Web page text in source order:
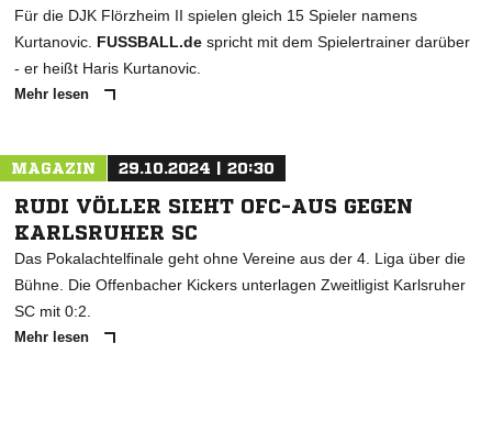
Für die DJK Flörzheim II spielen gleich 15 Spieler namens
Kurtanovic. FUSSBALL.de spricht mit dem Spielertrainer darüber
- er heißt Haris Kurtanovic.
Mehr lesen
MAGAZIN 29.10.2024 | 20:30
RUDI VÖLLER SIEHT OFC-AUS GEGEN
KARLSRUHER SC
Das Pokalachtelfinale geht ohne Vereine aus der 4. Liga über die
Bühne. Die Offenbacher Kickers unterlagen Zweitligist Karlsruher
SC mit 0:2.
Mehr lesen